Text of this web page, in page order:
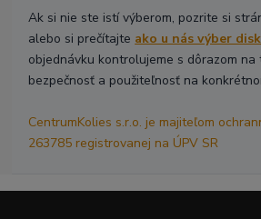
Ak si nie ste istí výberom, pozrite si
alebo si prečítajte ako u nás výber
objednávku kontrolujeme s dôrazom
bezpečnosť a použiteľnosť na
CentrumKolies s.r.o. je majiteľom
263785 registrovanej na ÚPV SR